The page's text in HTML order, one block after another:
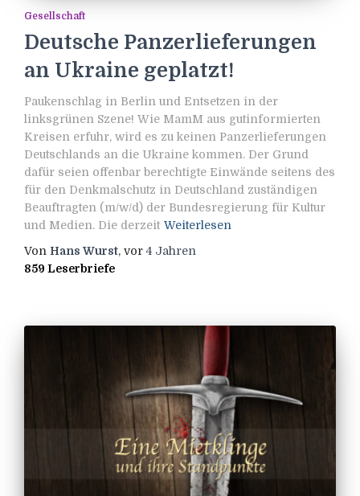
Gesellschaft
Deutsche Panzerlieferungen
an Ukraine geplatzt!
Paukenschlag in Berlin und Entsetzen in der
linksgrünen Szene! Wie MamM aus gutinformierten
Kreisen erfuhr, wird es zu keinen Panzerlieferungen
Deutschlands an die Ukraine kommen. Der Grund
dafür seien offenbar berechtigte Einwände seitens des
für den Denkmalschutz in Deutschland zuständigen
Beauftragten (m/w/d) der Bundesregierung für Kultur
und Medien. Die derzeit Weiterlesen
Von Hans Wurst, vor4 Jahren
859 Leserbriefe